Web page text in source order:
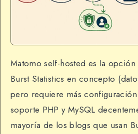
Matomo self-hosted es la opción
Burst Statistics en concepto
pero requiere más
soporte PHP y MySQL
mayoría de los blogs que usan